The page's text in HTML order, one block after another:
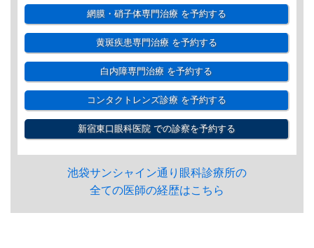
網膜・硝子体専門治療を予約する
黄斑疾患専門治療を予約する
白内障専門治療 を予約する
コンタクトレンズ診療を予約する
新宿東口眼科医院での診察を予約する
池袋サンシャイン通り眼科診療所の
全ての医師の経歴はこちら